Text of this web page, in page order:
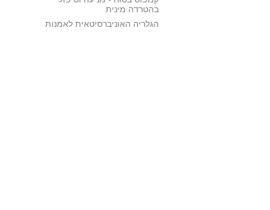
בהטרדה מינית
הגלריה האוניברסיטאית לאמנות